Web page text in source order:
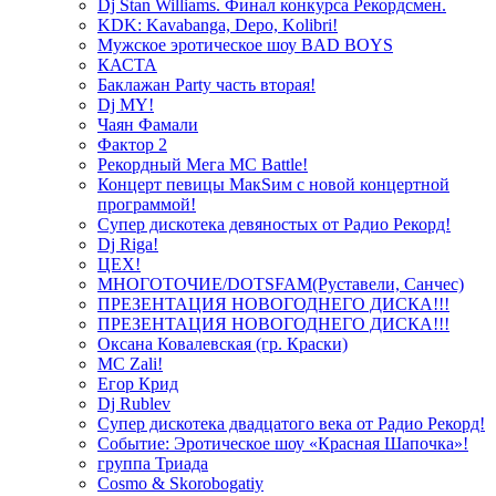
Dj Stan Williams. Финал конкурса Рекордсмен.
KDK: Kavabanga, Depo, Kolibri!
Мужское эротическое шоу BAD BOYS
КАСТА
Баклажан Party часть вторая!
Dj MY!
Чаян Фамали
Фактор 2
Рекордный Мега МС Battle!
Концерт певицы МакSим с новой концертной
программой!
Супер дискотека девяностых от Радио Рекорд!
Dj Riga!
ЦЕХ!
МНОГОТОЧИЕ/DOTSFAM(Руставели, Санчес)
ПРЕЗЕНТАЦИЯ НОВОГОДНЕГО ДИСКА!!!
ПРЕЗЕНТАЦИЯ НОВОГОДНЕГО ДИСКА!!!
Оксана Ковалевская (гр. Краски)
MC Zali!
Егор Крид
Dj Rublev
Супер дискотека двадцатого века от Радио Рекорд!
Событие: Эротическое шоу «Красная Шапочка»!
группа Триада
Cosmo & Skorobogatiy